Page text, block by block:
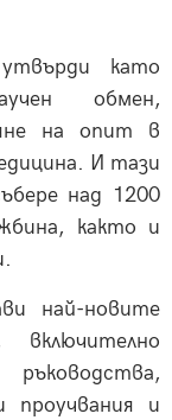
като
обмен,
на опит в
И тази
над 1200
както и
най-новите
включително
проучвания и